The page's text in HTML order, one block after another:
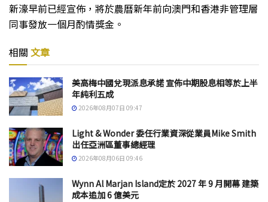
新濠早前已經宣佈，將於農曆新年前向澳門和香港非管理層
同事發放一個月酌情獎金。
相關 文章
美高梅中國兌現派息承諾 宣佈中期股息相等於上半
年純利五成
2026年08月07日 09:47
Light & Wonder 委任行業資深從業員Mike Smith
出任亞洲區董事總經理
2026年08月06日 09:46
Wynn Al Marjan Island定於 2027 年 9 月開幕 建築
成本追加 6 億美元